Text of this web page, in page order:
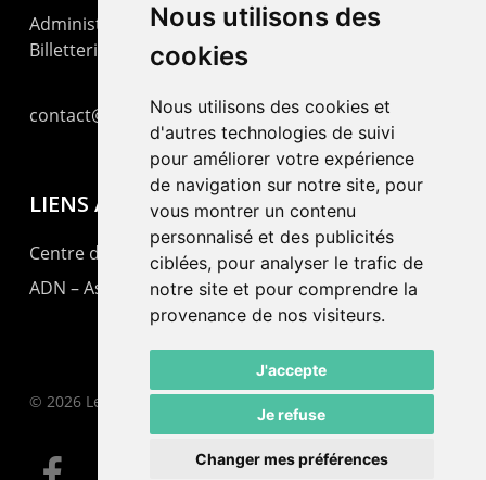
Nous utilisons des
cookies
Nous utilisons des cookies et
d'autres technologies de suivi
pour améliorer votre expérience
de navigation sur notre site, pour
vous montrer un contenu
personnalisé et des publicités
ciblées, pour analyser le trafic de
notre site et pour comprendre la
provenance de nos visiteurs.
J'accepte
Je refuse
Changer mes préférences
Administration : +41 32 725 03 03
Billetterie : +41 32 725 05 05
contact@lepommier.ch
LIENS AMIS
Centre de culture ABC
ADN – Association Danse Neuchâtel
© 2026 Le Pommier.
facebook email